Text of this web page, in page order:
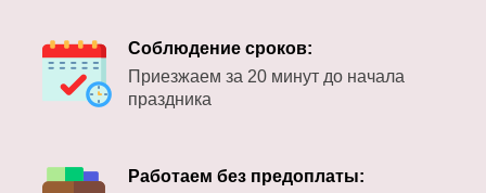
Соблюдение сроков:
Приезжаем за 20 минут до начала
праздника
Работаем без предоплаты: